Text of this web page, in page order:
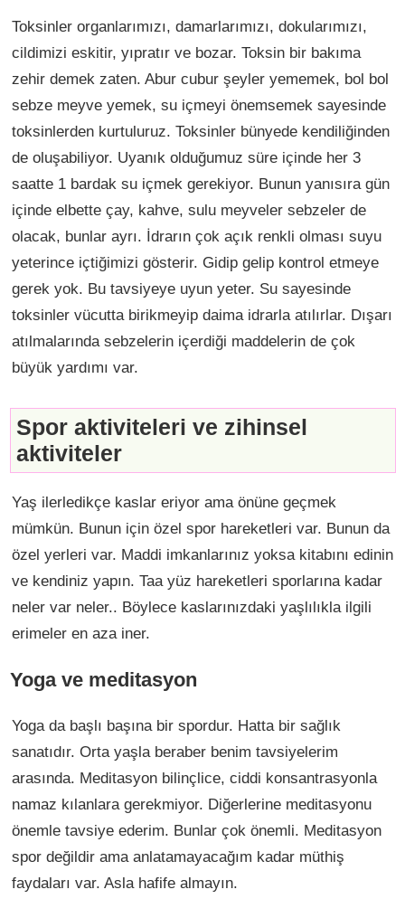
Toksinler organlarımızı, damarlarımızı, dokularımızı,
cildimizi eskitir, yıpratır ve bozar. Toksin bir bakıma
zehir demek zaten. Abur cubur şeyler yememek, bol bol
sebze meyve yemek, su içmeyi önemsemek sayesinde
toksinlerden kurtuluruz. Toksinler bünyede kendiliğinden
de oluşabiliyor. Uyanık olduğumuz süre içinde her 3
saatte 1 bardak su içmek gerekiyor. Bunun yanısıra gün
içinde elbette çay, kahve, sulu meyveler sebzeler de
olacak, bunlar ayrı. İdrarın çok açık renkli olması suyu
yeterince içtiğimizi gösterir. Gidip gelip kontrol etmeye
gerek yok. Bu tavsiyeye uyun yeter. Su sayesinde
toksinler vücutta birikmeyip daima idrarla atılırlar. Dışarı
atılmalarında sebzelerin içerdiği maddelerin de çok
büyük yardımı var.
Spor aktiviteleri ve zihinsel
aktiviteler
Yaş ilerledikçe kaslar eriyor ama önüne geçmek
mümkün. Bunun için özel spor hareketleri var. Bunun da
özel yerleri var. Maddi imkanlarınız yoksa kitabını edinin
ve kendiniz yapın. Taa yüz hareketleri sporlarına kadar
neler var neler.. Böylece kaslarınızdaki yaşlılıkla ilgili
erimeler en aza iner.
Yoga ve meditasyon
Yoga da başlı başına bir spordur. Hatta bir sağlık
sanatıdır. Orta yaşla beraber benim tavsiyelerim
arasında. Meditasyon bilinçlice, ciddi konsantrasyonla
namaz kılanlara gerekmiyor. Diğerlerine meditasyonu
önemle tavsiye ederim. Bunlar çok önemli. Meditasyon
spor değildir ama anlatamayacağım kadar müthiş
faydaları var. Asla hafife almayın.